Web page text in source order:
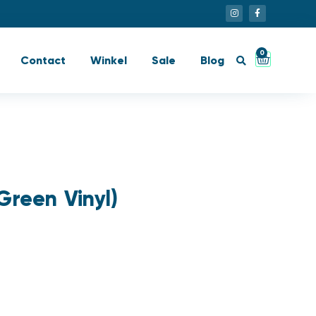
Contact Winkel Sale Blog
0
Vinyl)